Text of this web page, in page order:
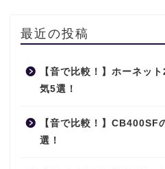
最近の投稿
【音で比較！】ホーネッ
気5選！
【音で比較！】CB400SF
選！